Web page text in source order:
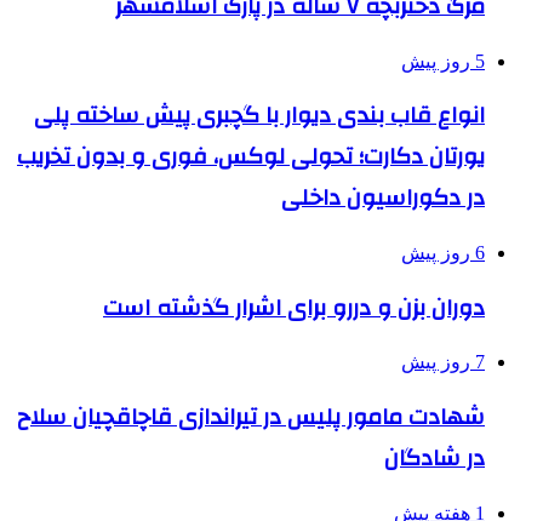
5 روز پیش
انواع قاب بندی دیوار با گچبری پیش ساخته پلی
یورتان دکارت؛ تحولی لوکس، فوری و بدون تخریب
در دکوراسیون داخلی
6 روز پیش
دوران بزن و دررو برای اشرار گذشته است
7 روز پیش
شهادت مامور پلیس در تیراندازی قاچاقچیان سلاح
در شادگان
1 هفته پیش